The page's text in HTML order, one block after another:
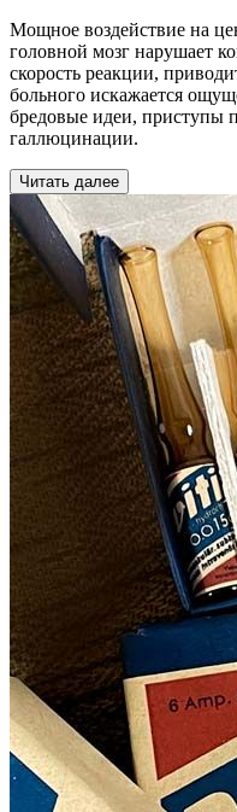
Мощное воздействие на
головной мозг нарушает
скорость реакции,
больного искажается
бредовые идеи, приступы
галлюцинации.
Читать далее